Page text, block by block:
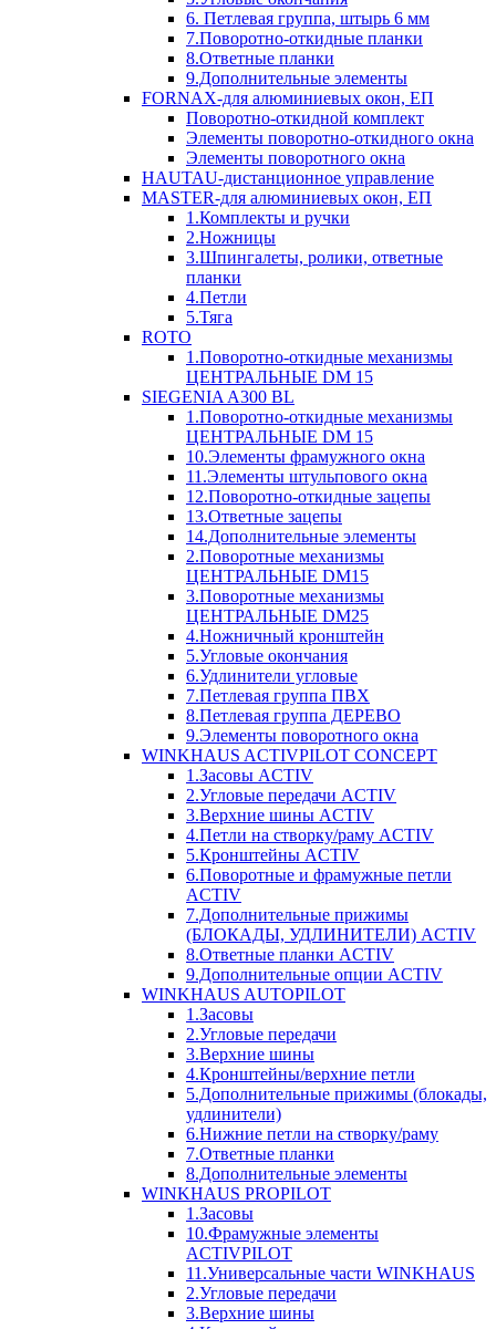
6. Петлевая группа, штырь 6 мм
7.Поворотно-откидные планки
8.Ответные планки
9.Дополнительные элементы
FORNAX-для алюминиевых окон, ЕП
Поворотно-откидной комплект
Элементы поворотно-откидного окна
Элементы поворотного окна
HAUTAU-дистанционное управление
MASTER-для алюминиевых окон, ЕП
1.Комплекты и ручки
2.Ножницы
3.Шпингалеты, ролики, ответные
планки
4.Петли
5.Тяга
ROTO
1.Поворотно-откидные механизмы
ЦЕНТРАЛЬНЫЕ DM 15
SIEGENIA A300 BL
1.Поворотно-откидные механизмы
ЦЕНТРАЛЬНЫЕ DM 15
10.Элементы фрамужного окна
11.Элементы штульпового окна
12.Поворотно-откидные зацепы
13.Ответные зацепы
14.Дополнительные элементы
2.Поворотные механизмы
ЦЕНТРАЛЬНЫЕ DM15
3.Поворотные механизмы
ЦЕНТРАЛЬНЫЕ DM25
4.Ножничный кронштейн
5.Угловые окончания
6.Удлинители угловые
7.Петлевая группа ПВХ
8.Петлевая группа ДЕРЕВО
9.Элементы поворотного окна
WINKHAUS ACTIVPILOT CONCEPT
1.Засовы ACTIV
2.Угловые передачи ACTIV
3.Верхние шины ACTIV
4.Петли на створку/раму ACTIV
5.Кронштейны ACTIV
6.Поворотные и фрамужные петли
ACTIV
7.Дополнительные прижимы
(БЛОКАДЫ, УДЛИНИТЕЛИ) ACTIV
8.Ответные планки ACTIV
9.Дополнительные опции ACTIV
WINKHAUS AUTOPILOT
1.Засовы
2.Угловые передачи
3.Верхние шины
4.Кронштейны/верхние петли
5.Дополнительные прижимы (блокады,
удлинители)
6.Нижние петли на створку/раму
7.Ответные планки
8.Дополнительные элементы
WINKHAUS PROPILOT
1.Засовы
10.Фрамужные элементы
ACTIVPILOT
11.Универсальные части WINKHAUS
2.Угловые передачи
3.Верхние шины